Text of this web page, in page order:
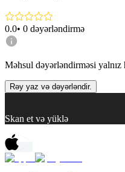
0.0• 0 dəyərləndirmə
Məhsul dəyərləndirməsi yalnız
Rəy yaz və dəyərləndir.
Skan et və yüklə